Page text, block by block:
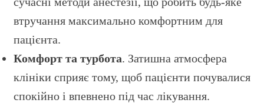
втручання максимально комфортним для
пацієнта.
Комфорт та турбота. Затишна атмосфера
клініки сприяє тому, щоб пацієнти почувалися
спокійно і впевнено під час лікування.